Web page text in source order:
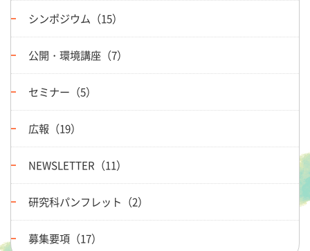
シンポジウム（15）
公開・環境講座（7）
セミナー（5）
広報（19）
NEWSLETTER（11）
研究科パンフレット（2）
募集要項（17）